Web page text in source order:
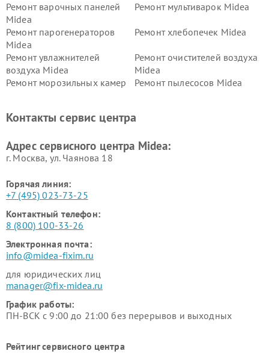
Ремонт варочных панелей
Midea
Ремонт мультиварок Midea
Ремонт парогенераторов
Midea
Ремонт хлебопечек Midea
Ремонт увлажнителей
воздуха Midea
Ремонт очистителей воздуха
Midea
Ремонт морозильных камер
Ремонт пылесосов Midea
пылесосов Midea
Midea
Контакты сервис центра
Адрес сервисного центра Midea:
г. Москва, ул. Чаянова 18
Горячая линия:
+7 (495) 023-73-25
Контактный телефон:
8 (800) 100-33-26
Электронная почта:
info@midea-fixim.ru
для юридических лиц
manager@fix-midea.ru
График работы:
ПН-ВСК с 9:00 до 21:00 без перерывов и выходных
Рейтинг сервисного центра